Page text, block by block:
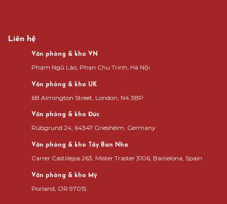
Liên hệ
Văn phòng & kho VN
Phạm Ngũ Lão, Phan Chu Trinh, Hà Nội
Văn phòng & kho UK
6B Almington Street, London, N4 3BP
Văn phòng & kho Đức
Rübgrund 24, 64347 Griesheim, Germany
Văn phòng & kho Tây Ban Nha
Carrer Castillejos 263, Mister Traster 3106, Barcelona, Spain
Văn phòng & kho Mỹ
Porland, OR 97015